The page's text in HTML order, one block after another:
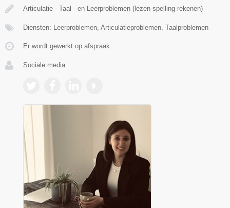
Articulatie - Taal - en Leerproblemen (lezen-spelling-rekenen)
Diensten: Leerproblemen, Articulatieproblemen, Taalproblemen
Er wordt gewerkt op afspraak.
Sociale media: